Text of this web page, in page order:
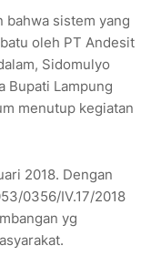
bahwa sistem yang
oleh PT Andesit
Sidomulyo
Bupati Lampung
menutup kegiatan
2018. Dengan
0356/IV.17/2018
yg